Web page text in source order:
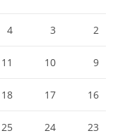
2
3
4
9
10
11
16
17
18
23
24
25